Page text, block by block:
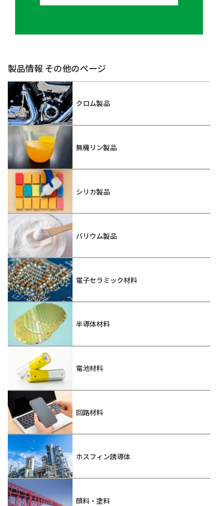
製品情報 その他のページ
クロム製品
無機リン製品
シリカ製品
バリウム製品
電子セラミック材料
半導体材料
電池材料
回路材料
ホスフィン誘導体
顔料・塗料